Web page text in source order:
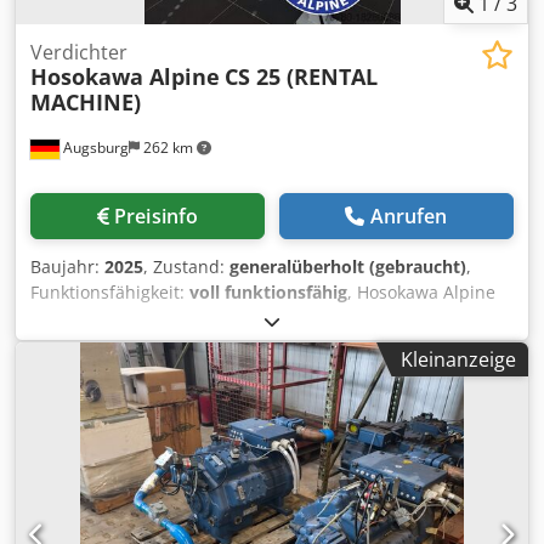
Augsburg 262 km
Verdichter
Hosokawa Alpine CS 25 (RENTAL
MACHINE)
Preisinfo Anrufen
Baujahr: 2025, Zustand: generalüberholt (gebraucht),
Funktionsfähigkeit: voll funktionsfähig, Hosokawa Alpine
CS 25 Mietverdichtungssystem von Alpine Rentals.
Technische Details Baumaterialien: -Produktberührte Teile:
Edelstahl -Teile ohne Produktkontakt:
Edelstahl/Normalstahl Ohne Explosionsschutz (NPSR) und
ohne ATEX Lieferumfang CS25-Verdichter mit 11-kW-Motor
und AFC 200 zur Herstellung von Briketts, Granulat und
Pellets. Je nach installierten Walzen kann er sogar als
Walzenbrecher eingesetzt werden (je nach Verfügbarkeit).
Der Kompaktor ermöglicht die Umwandlung von Pulver in
Kleinanzeige